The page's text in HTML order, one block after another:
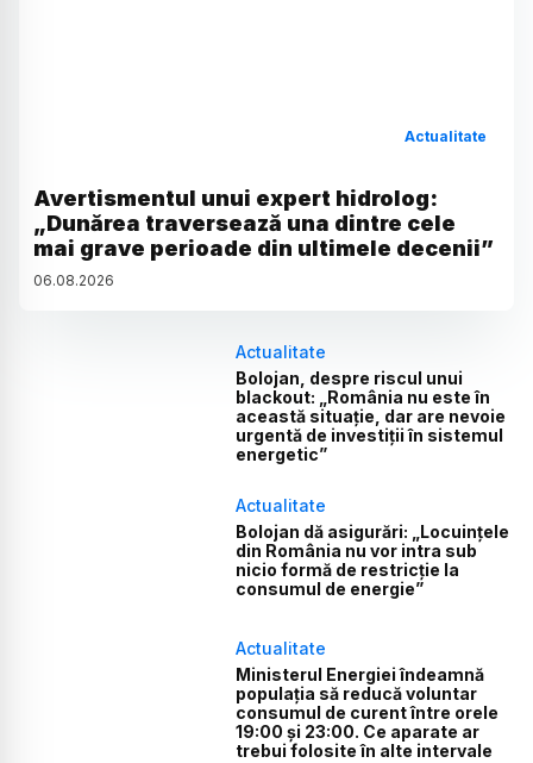
Actualitate
Avertismentul unui expert hidrolog:
„Dunărea traversează una dintre cele
mai grave perioade din ultimele decenii”
06.08.2026
Actualitate
Bolojan, despre riscul unui
blackout: „România nu este în
această situație, dar are nevoie
urgentă de investiții în sistemul
energetic”
Actualitate
Bolojan dă asigurări: „Locuințele
din România nu vor intra sub
nicio formă de restricție la
consumul de energie”
Actualitate
Ministerul Energiei îndeamnă
populația să reducă voluntar
consumul de curent între orele
19:00 și 23:00. Ce aparate ar
trebui folosite în alte intervale